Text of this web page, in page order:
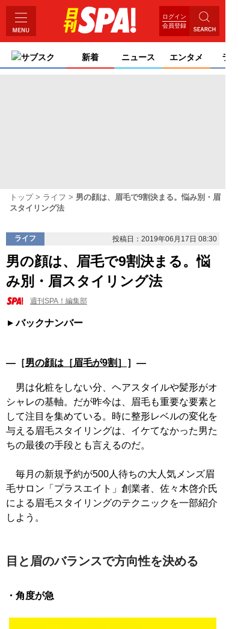
ログイン
会員登録
サブスク 新着 ニュース エンタメ ライ
トップ ライフ
男の顔は、眉毛で9割決まる。悩み別・眉
スタイリング法
ライフ 投稿日：2019年06月17日 08:30
男の顔は、眉毛で9割決まる。悩
み別・眉スタイリング法
週刊SPA！編集部
バックナンバー
―［男の顔は［眉毛が9割］ ］―
男は化粧をしない分、ヘアスタイルや髪形がオ
シャレの基軸。だが昨今は、眉毛も重要な要素と
して注目を集めている。時に整形レベルの変化を
与える眉毛スタイリングは、イケてなかった男た
ちの最後の手段とも言えるのだ。
毎月の新規予約が500人待ちの大人気メンズ眉
毛サロン「プラスエイト」創業者、佐々木啓介氏
による眉毛スタイリングのテクニックを一部紹介
しよう。
目と眉のバランスで方向性を決める
・角度が急